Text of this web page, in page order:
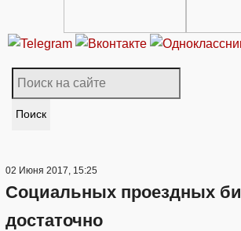
Поиск
02 Июня 2017, 15:25
Социальных проездных
достаточно